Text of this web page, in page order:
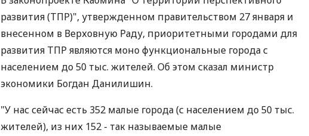
КЕШБЭКА
развития (ТПР)", утвержденном правительством 27 января и
внесенном в Верховную Раду, приоритетными городами для
развития ТПР являются моно функциональные города с
населением до 50 тыс. жителей. Об этом сказал министр
экономики Богдан Данилишин.
"У нас сейчас есть 352 малые города (с населением до 50 тыс.
жителей), из них 152 - так называемые малые